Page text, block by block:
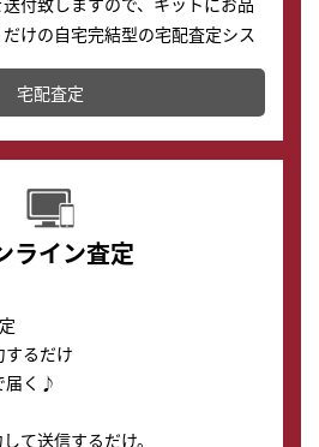
けの自宅完結型の宅配査定シス
定・買取に出すことが可能で
宅配査定
ライン査定
するだけ
届く♪
て送信するだけ。